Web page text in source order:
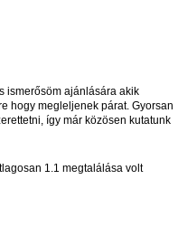
ismerősöm ajánlására akik
hogy megleljenek párat. Gyorsan
így már közösen kutatunk
1.1 megtalálása volt